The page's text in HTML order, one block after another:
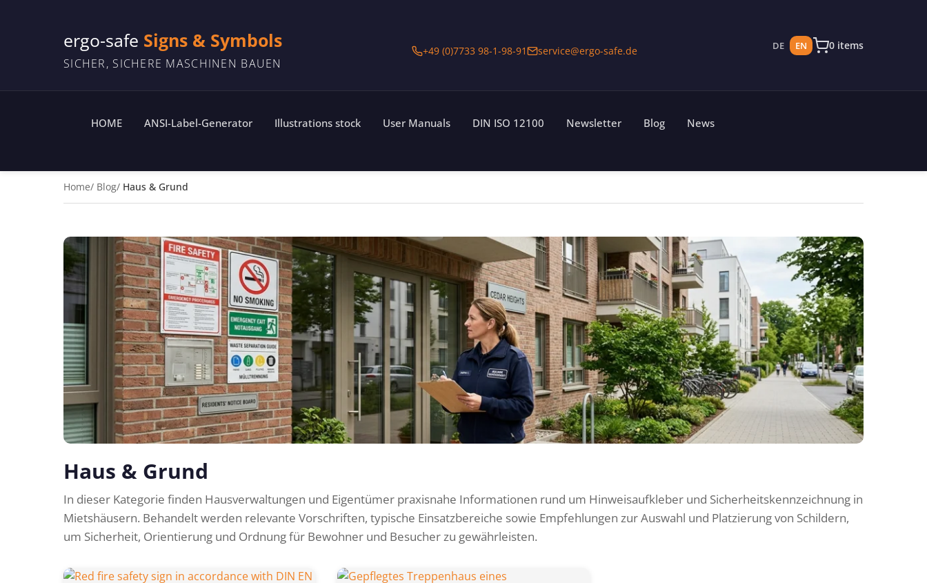
ergo-safe Signs & Symbols
SICHER, SICHERE MASCHINEN BAUEN
+49 (0)7733 98-1-98-91 service@ergo-safe.de DE EN 0 items
HOME ANSI-Label-Generator Illustrations stock User Manuals DIN ISO 12100 Newsletter Blog News
Home Blog Haus & Grund
Haus & Grund
In dieser Kategorie finden Hausverwaltungen und Eigentümer praxisnahe Informationen rund um Hinweisaufkleber und Sicherheitskennzeichnung in
Mietshäusern. Behandelt werden relevante Vorschriften, typische Einsatzbereiche sowie Empfehlungen zur Auswahl und Platzierung von Schildern,
um Sicherheit, Orientierung und Ordnung für Bewohner und Besucher zu gewährleisten.